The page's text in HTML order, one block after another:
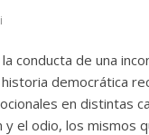
conducta de una
historia democrática
en distintas
y el odio, los